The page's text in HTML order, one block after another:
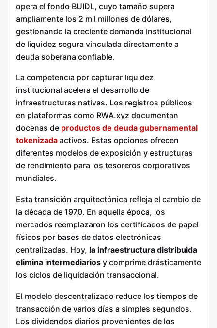
opera el fondo BUIDL, cuyo tamaño supera
ampliamente los 2 mil millones de dólares,
gestionando la creciente demanda institucional
de liquidez segura vinculada directamente a
deuda soberana confiable.
La competencia por capturar liquidez
institucional acelera el desarrollo de
infraestructuras nativas. Los registros públicos
en plataformas como RWA.xyz documentan
docenas de productos de deuda gubernamental
tokenizada activos. Estas opciones ofrecen
diferentes modelos de exposición y estructuras
de rendimiento para los tesoreros corporativos
mundiales.
Esta transición arquitectónica refleja el cambio de
la década de 1970. En aquella época, los
mercados reemplazaron los certificados de papel
físicos por bases de datos electrónicas
centralizadas. Hoy, la infraestructura distribuida
elimina intermediarios y comprime drásticamente
los ciclos de liquidación transaccional.
El modelo descentralizado reduce los tiempos de
transacción de varios días a simples segundos.
Los dividendos diarios provenientes de los